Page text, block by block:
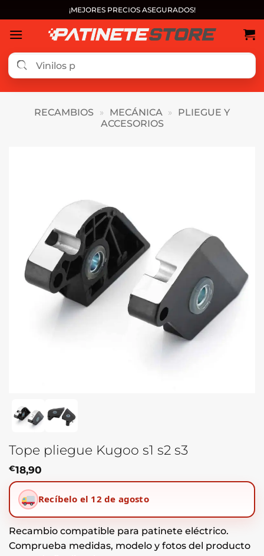
al
contenido
¡MEJORES PRECIOS ASEGURADOS!
RECAMBIOS » MECÁNICA »
PLIEGUE Y
ACCESORIOS
Tope pliegue Kugoo s1 s2 s3
€18,90
Recíbelo el 12 de agosto
Recambio compatible para patinete eléctrico.
Comprueba medidas, modelo y fotos del producto